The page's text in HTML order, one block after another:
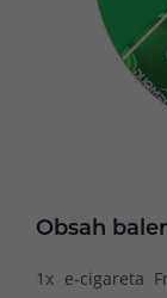
Obsah
1x e-cigareta